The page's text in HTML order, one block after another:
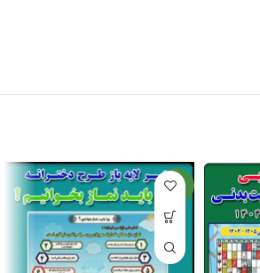
جدید